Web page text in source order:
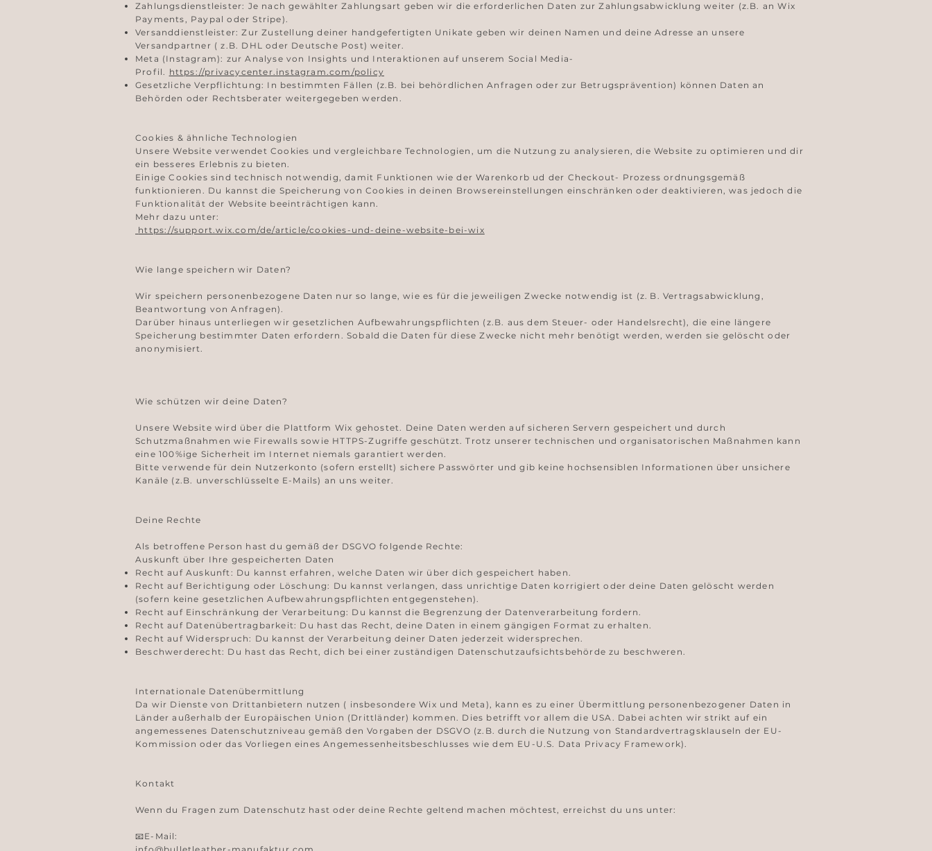
Zahlungsdienstleister: Je nach gewählter Zahlungsart geben wir die erforderlichen Daten zur Zahlungsabwicklung weiter (z.B. an Wix
Payments, Paypal oder Stripe).
Versanddienstleister: Zur Zustellung deiner handgefertigten Unikate geben wir deinen Namen und deine Adresse an unsere
Versandpartner ( z.B. DHL oder Deutsche Post) weiter.
Meta (Instagram): zur Analyse von Insights und Interaktionen auf unserem Social Media-
Profil. https://privacycenter.instagram.com/policy
Gesetzliche Verpflichtung: In bestimmten Fällen (z.B. bei behördlichen Anfragen oder zur Betrugsprävention) können Daten an
Behörden oder Rechtsberater weitergegeben werden.
Cookies & ähnliche Technologien
Unsere Website verwendet Cookies und vergleichbare Technologien, um die Nutzung zu analysieren, die Website zu optimieren und dir
ein besseres Erlebnis zu bieten.
Einige Cookies sind technisch notwendig, damit Funktionen wie der Warenkorb ud der Checkout- Prozess ordnungsgemäß
funktionieren. Du kannst die Speicherung von Cookies in deinen Browsereinstellungen einschränken oder deaktivieren, was jedoch die
Funktionalität der Website beeinträchtigen kann.
Mehr dazu unter:
https://support.wix.com/de/article/cookies-und-deine-website-bei-wix
Wie lange speichern wir Daten?
Wir speichern personenbezogene Daten nur so lange, wie es für die jeweiligen Zwecke notwendig ist (z. B. Vertragsabwicklung,
Beantwortung von Anfragen).
Darüber hinaus unterliegen wir gesetzlichen Aufbewahrungspflichten (z.B. aus dem Steuer- oder Handelsrecht), die eine längere
Speicherung bestimmter Daten erfordern. Sobald die Daten für diese Zwecke nicht mehr benötigt werden, werden sie gelöscht oder
anonymisiert.
Wie schützen wir deine Daten?
Unsere Website wird über die Plattform Wix gehostet. Deine Daten werden auf sicheren Servern gespeichert und durch
Schutzmaßnahmen wie Firewalls sowie HTTPS-Zugriffe geschützt. Trotz unserer technischen und organisatorischen Maßnahmen kann
eine 100%ige Sicherheit im Internet niemals garantiert werden.
Bitte verwende für dein Nutzerkonto (sofern erstellt) sichere Passwörter und gib keine hochsensiblen Informationen über unsichere
Kanäle (z.B. unverschlüsselte E-Mails) an uns weiter.
Deine Rechte
Als betroffene Person hast du gemäß der DSGVO folgende Rechte:
Auskunft über Ihre gespeicherten Daten
Recht auf Auskunft: Du kannst erfahren, welche Daten wir über dich gespeichert haben.
Recht auf Berichtigung oder Löschung: Du kannst verlangen, dass unrichtige Daten korrigiert oder deine Daten gelöscht werden
(sofern keine gesetzlichen Aufbewahrungspflichten entgegenstehen).
Recht auf Einschränkung der Verarbeitung: Du kannst die Begrenzung der Datenverarbeitung fordern.
Recht auf Datenübertragbarkeit: Du hast das Recht, deine Daten in einem gängigen Format zu erhalten.
Recht auf Widerspruch: Du kannst der Verarbeitung deiner Daten jederzeit widersprechen.
Beschwerderecht: Du hast das Recht, dich bei einer zuständigen Datenschutzaufsichtsbehörde zu beschweren.
Internationale Datenübermittlung
Da wir Dienste von Drittanbietern nutzen ( insbesondere Wix und Meta), kann es zu einer Übermittlung personenbezogener Daten in
Länder außerhalb der Europäischen Union (Drittländer) kommen. Dies betrifft vor allem die USA. Dabei achten wir strikt auf ein
angemessenes Datenschutzniveau gemäß den Vorgaben der DSGVO (z.B. durch die Nutzung von Standardvertragsklauseln der EU-
Kommission oder das Vorliegen eines Angemessenheitsbeschlusses wie dem EU-U.S. Data Privacy Framework).
Kontakt
Wenn du Fragen zum Datenschutz hast oder deine Rechte geltend machen möchtest, erreichst du uns unter:
📧E-Mail: